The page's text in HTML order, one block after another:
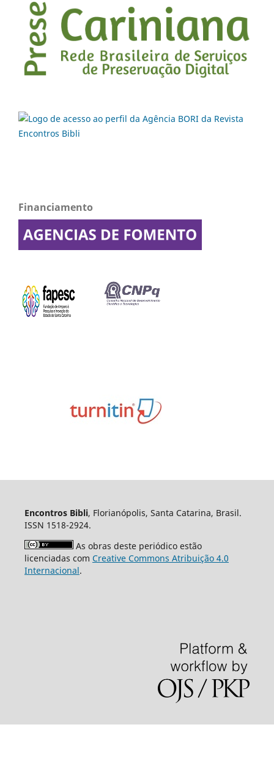
Financiamento
Encontros Bibli, Florianópolis, Santa Catarina, Brasil.
ISSN 1518-2924.
As obras deste periódico estão
licenciadas com Creative Commons Atribuição 4.0
Internacional.